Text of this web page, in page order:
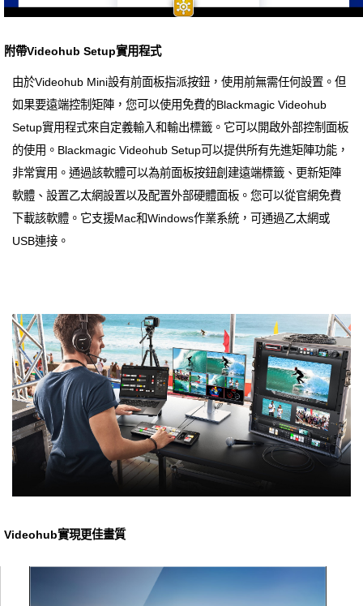
附帶Videohub Setup實用程式
由於Videohub Mini設有前面板指派按鈕，使用前無需任何設置。但
如果要遠端控制矩陣，您可以使用免費的Blackmagic Videohub
Setup實用程式來自定義輸入和輸出標籤。它可以開啟外部控制面板
的使用。Blackmagic Videohub Setup可以提供所有先進矩陣功能，
非常實用。通過該軟體可以為前面板按鈕創建遠端標籤、更新矩陣
軟體、設置乙太網設置以及配置外部硬體面板。您可以從官網免費
下載該軟體。它支援Mac和Windows作業系統，可通過乙太網或
USB連接。
Videohub實現更佳畫質